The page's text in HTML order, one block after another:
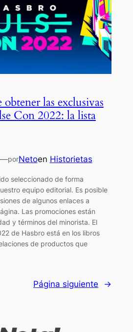
las exclusivas
Con 2022: la lista
—porNetoen Historietas
seleccionado de forma
equipo editorial. Es posible
de algunos enlaces a
Las promociones están
y términos del minorista. El
de Hasbro está en los libros
de productos que
Página siguiente →